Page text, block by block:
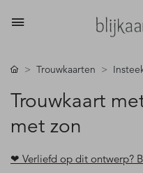
Trouwkaarten
Trouwkaart
met zon
❤ Verliefd op dit ontwerp?